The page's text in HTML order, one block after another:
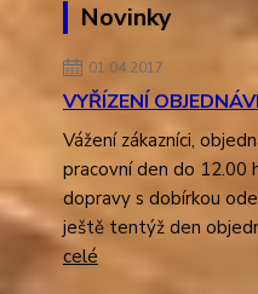
Novinky
01.04.2017
VYŘÍZENÍ
Vážení zákazníci,
pracovní den do 12.00
dopravy s dobírkou
ještě tentýž den
celé